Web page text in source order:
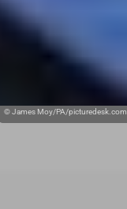
© James Moy/PA/picturedesk.com